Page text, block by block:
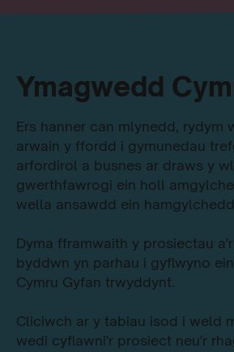
Ymagwedd
Ers hanner can mlynedd, rydym
arwain y ffordd i gymunedau
arfordirol a busnes ar draws y
gwerthfawrogi ein holl
wella ansawdd ein
Dyma fframwaith y prosiectau
byddwn yn parhau i gyflwyno
Cymru Gyfan trwyddynt.
Cliciwch ar y tabiau isod i weld
wedi cyflawni'r prosiect neu'r